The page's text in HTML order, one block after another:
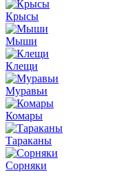
Крысы
Мыши
Клещи
Муравьи
Комары
Тараканы
Сорняки